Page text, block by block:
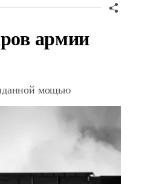
армии
мощью